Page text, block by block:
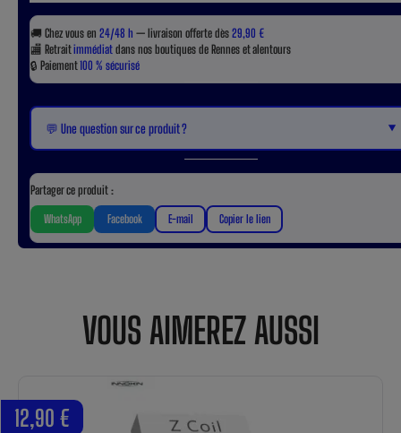
🚚 Chez vous en 24/48 h — livraison offerte dès29,90 €
🏬 Retraitimmédiatdans nos boutiques de Rennes et alentours
🔒 Paiement100 % sécurisé
💬 Une question sur ce produit ? ▼
Partager ce produit :
WhatsApp Facebook E-mail Copier le lien
VOUS AIMEREZ AUSSI
12,90 €